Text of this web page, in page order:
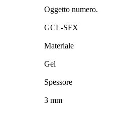
Oggetto numero.
GCL-SFX
Materiale
Gel
Spessore
3 mm